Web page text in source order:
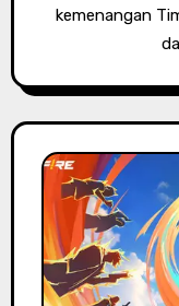
kemenangan